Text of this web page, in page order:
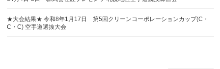
★大会結果★ 令和8年1月17日 第5回クリーンコーポレーションカップ(C・
C・C) 空手道選抜大会